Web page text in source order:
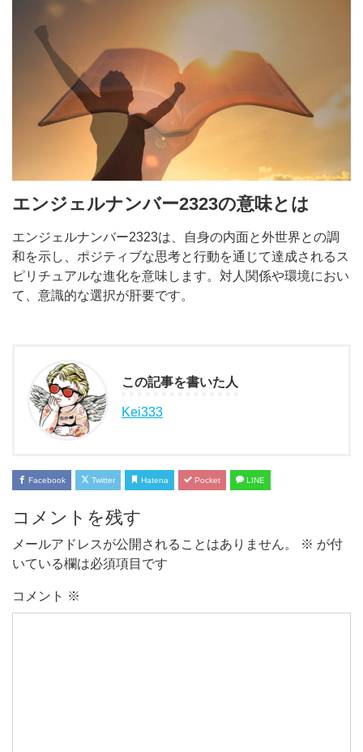
エンジェルナンバー2323の意味とは
エンジェルナンバー2323は、自身の内面と外世界との調
和を示し、ポジティブな思考と行動を通じて達成されるス
ピリチュアルな進化を意味します。対人関係や環境におい
て、意識的な選択が肝要です。
この記事を書いた人
Kei333
Facebook Twitter Hatena Pocket LINE
コメントを残す
メールアドレスが公開されることはありません。 ※ が付
いている欄は必須項目です
コメント ※